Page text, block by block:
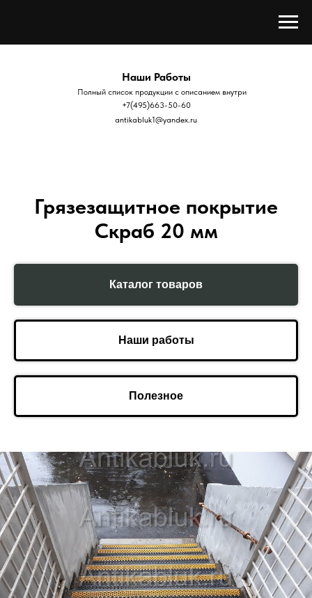
+7(495)663-50-60
Наши Работы
antikabluk1@yandex.ru
Полный список продукции с описанием внутри
Грязезащитное покрытие
Скраб 20 мм
Каталог товаров
Наши работы
Полезное